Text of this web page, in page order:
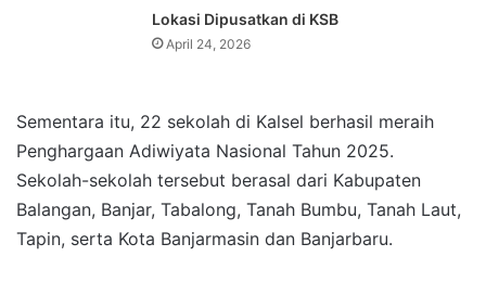
Lokasi Dipusatkan di KSB
April 24, 2026
Sementara itu, 22 sekolah di Kalsel berhasil meraih
Penghargaan Adiwiyata Nasional Tahun 2025.
Sekolah-sekolah tersebut berasal dari Kabupaten
Balangan, Banjar, Tabalong, Tanah Bumbu, Tanah Laut,
Tapin, serta Kota Banjarmasin dan Banjarbaru.